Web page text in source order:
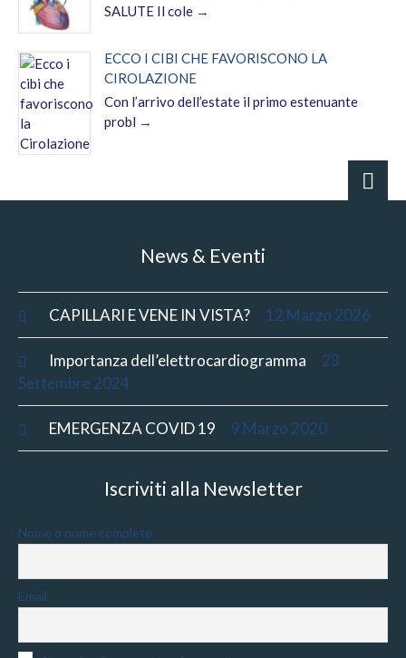
SALUTE Il cole
ECCO I CIBI CHE FAVORISCONO LA
CIROLAZIONE
Con l’arrivo dell’estate il primo estenuante
probl
News & Eventi
CAPILLARI E VENE IN VISTA? 12 Marzo 2026
Importanza dell’elettrocardiogramma
23
Settembre 2024
EMERGENZA COVID 19 9 Marzo 2020
Iscriviti alla Newsletter
Nome o nome completo
Email